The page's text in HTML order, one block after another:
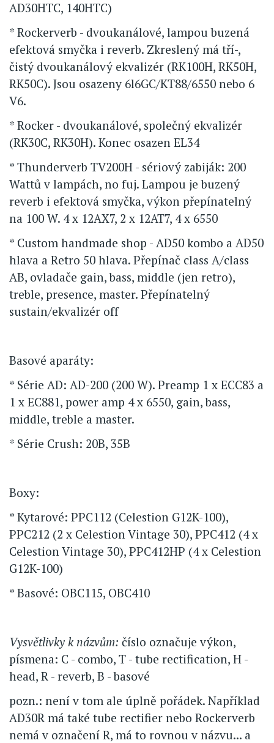
AD30HTC, 140HTC)
* Rockerverb - dvoukanálové, lampou buzená
efektová smyčka i reverb. Zkreslený má tří-,
čistý dvoukanálový ekvalizér (RK100H, RK50H,
RK50C). Jsou osazeny 6l6GC/KT88/6550 nebo 6
V6.
* Rocker - dvoukanálové, společný ekvalizér
(RK30C, RK30H). Konec osazen EL34
* Thunderverb TV200H - sériový zabiják: 200
Wattů v lampách, no fuj. Lampou je buzený
reverb i efektová smyčka, výkon přepínatelný
na 100 W. 4 x 12AX7, 2 x 12AT7, 4 x 6550
* Custom handmade shop - AD50 kombo a AD50
hlava a Retro 50 hlava. Přepínač class A/class
AB, ovladače gain, bass, middle (jen retro),
treble, presence, master. Přepínatelný
sustain/ekvalizér off
Basové aparáty:
* Série AD: AD-200 (200 W). Preamp 1 x ECC83 a
1 x EC881, power amp 4 x 6550, gain, bass,
middle, treble a master.
* Série Crush: 20B, 35B
Boxy:
* Kytarové: PPC112 (Celestion G12K-100),
PPC212 (2 x Celestion Vintage 30), PPC412 (4 x
Celestion Vintage 30), PPC412HP (4 x Celestion
G12K-100)
* Basové: OBC115, OBC410
Vysvětlivky k názvům: číslo označuje výkon,
písmena: C - combo, T - tube rectification, H -
head, R - reverb, B - basové
pozn.: není v tom ale úplně pořádek. Například
AD30R má také tube rectifier nebo Rockerverb
nemá v označení R, má to rovnou v názvu... a